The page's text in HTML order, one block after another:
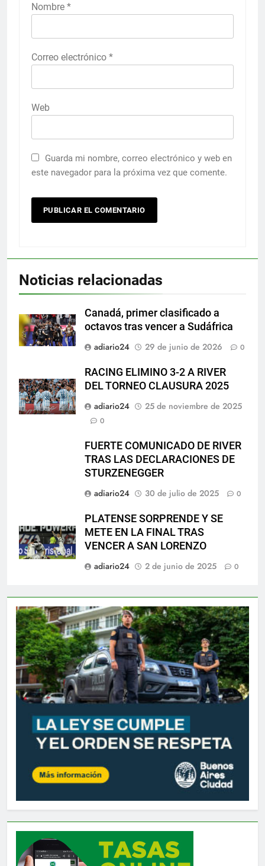
Nombre *
Correo electrónico *
Web
Guarda mi nombre, correo electrónico y web en
este navegador para la próxima vez que comente.
Noticias relacionadas
Canadá, primer clasificado a
octavos tras vencer a Sudáfrica
adiario24
29 de junio de 2026 0
RACING ELIMINO 3-2 A RIVER
DEL TORNEO CLAUSURA 2025
adiario24
25 de noviembre de 2025
0
FUERTE COMUNICADO DE RIVER
TRAS LAS DECLARACIONES DE
STURZENEGGER
adiario24
30 de julio de 2025 0
PLATENSE SORPRENDE Y SE
METE EN LA FINAL TRAS
VENCER A SAN LORENZO
adiario24
2 de junio de 2025 0